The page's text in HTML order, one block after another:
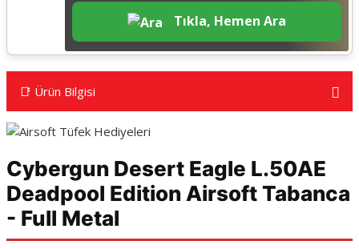
Tıkla, Hemen Ara
📑 Ürün Bilgisi
Cybergun Desert Eagle L.50AE
Deadpool Edition Airsoft Tabanca
- Full Metal